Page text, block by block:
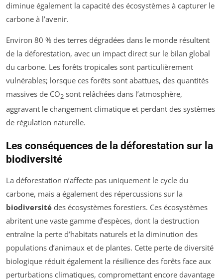
diminue également la capacité des écosystèmes à capturer le
carbone à l’avenir.
Environ 80 % des terres dégradées dans le monde résultent
de la déforestation, avec un impact direct sur le bilan global
du carbone. Les forêts tropicales sont particulièrement
vulnérables; lorsque ces forêts sont abattues, des quantités
massives de CO2 sont relâchées dans l’atmosphère,
aggravant le changement climatique et perdant des systèmes
de régulation naturelle.
Les conséquences de la déforestation sur la
biodiversité
La déforestation n’affecte pas uniquement le cycle du
carbone, mais a également des répercussions sur la
biodiversité des écosystèmes forestiers. Ces écosystèmes
abritent une vaste gamme d’espèces, dont la destruction
entraîne la perte d’habitats naturels et la diminution des
populations d’animaux et de plantes. Cette perte de diversité
biologique réduit également la résilience des forêts face aux
perturbations climatiques, compromettant encore davantage